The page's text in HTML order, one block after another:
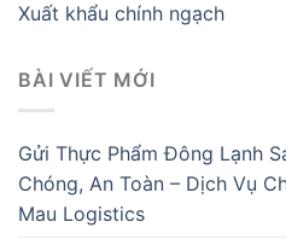
Xuất khẩu chính ngạch
BÀI VIẾT MỚI
Gửi Thực Phẩm Đông Lạnh
Chóng, An Toàn – Dịch Vụ
Mau Logistics